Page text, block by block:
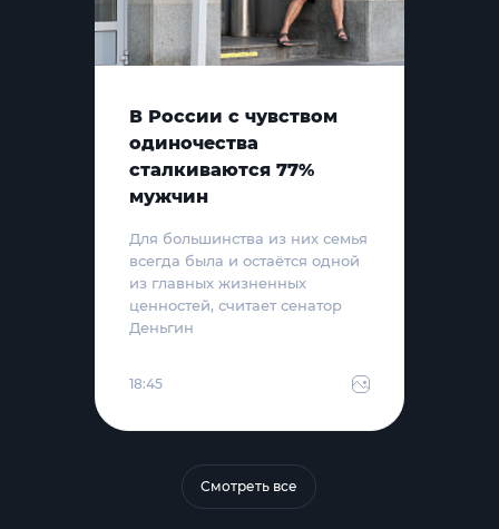
В России с чувством
одиночества
сталкиваются 77%
мужчин
Для большинства из них семья
всегда была и остаётся одной
из главных жизненных
ценностей, считает сенатор
Деньгин
18:45
Смотреть все